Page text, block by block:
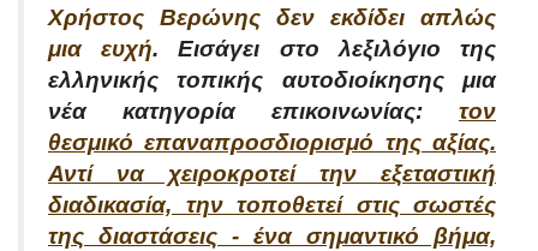
Χρήστος Βερώνης δεν εκδίδει απλώς
μια ευχή. Εισάγει στο λεξιλόγιο της
ελληνικής τοπικής αυτοδιοίκησης μια
νέα κατηγορία επικοινωνίας: τον
θεσμικό επαναπροσδιορισμό της αξίας.
Αντί να χειροκροτεί την εξεταστική
διαδικασία, την τοποθετεί στις σωστές
της διαστάσεις - ένα σημαντικό βήμα,